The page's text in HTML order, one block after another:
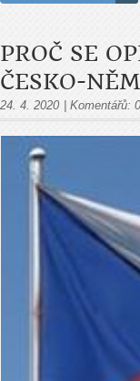
PROČ SE
ČESKO-
24. 4. 2020 | Komentářů: 0